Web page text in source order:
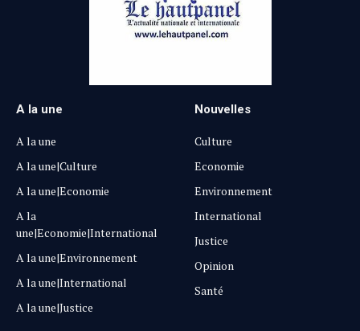
A la une
A la une
A la une|Culture
A la une|Economie
A la
une|Economie|International
A la une|Environnement
A la une|International
A la une|Justice
Nouvelles
Culture
Economie
Environnement
International
Justice
Opinion
Santé